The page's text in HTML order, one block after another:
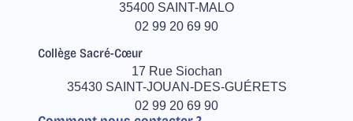
35400 SAINT-MALO
02 99 20 69 90
Collège Sacré-Cœur
17 Rue Siochan
35430 SAINT-JOUAN-DES-GUÉRETS
02 99 20 69 90